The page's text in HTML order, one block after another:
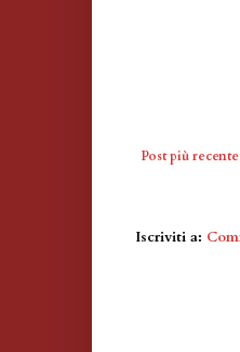
Post più recente
Iscriviti a: